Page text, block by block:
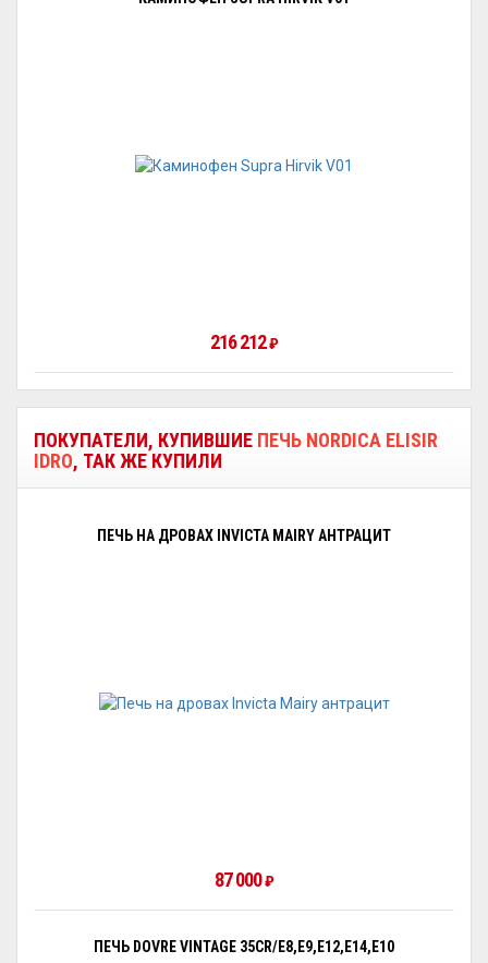
216 212₽
ПОКУПАТЕЛИ, КУПИВШИЕ ПЕЧЬ NORDICA ELISIR
IDRO, ТАК ЖЕ КУПИЛИ
ПЕЧЬ НА ДРОВАХ INVICTA MAIRY АНТРАЦИТ
87 000₽
ПЕЧЬ DOVRE VINTAGE 35CR/E8,E9,E12,E14,E10